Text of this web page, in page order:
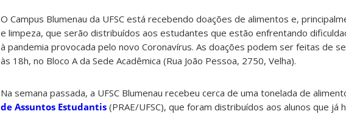
O Campus Blumenau da UFSC está recebendo doações de alimentos e,
e limpeza, que serão distribuídos aos estudantes que estão enfrentando
à pandemia provocada pelo novo Coronavírus. As doações podem ser feitas de
às 18h, no Bloco A da Sede Acadêmica (Rua João Pessoa, 2750, Velha).
Na semana passada, a UFSC Blumenau recebeu cerca de uma tonelada de
de Assuntos Estudantis (PRAE/UFSC), que foram distribuídos aos alunos que já